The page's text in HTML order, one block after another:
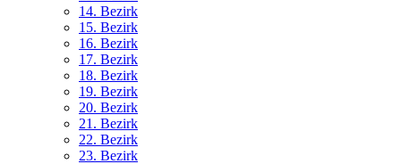
14. Bezirk
15. Bezirk
16. Bezirk
17. Bezirk
18. Bezirk
19. Bezirk
20. Bezirk
21. Bezirk
22. Bezirk
23. Bezirk